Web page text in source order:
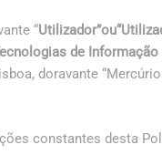
“
de
doravante
constantes desta